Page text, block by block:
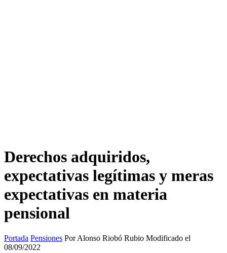
Derechos adquiridos,
expectativas legítimas y meras
expectativas en materia
pensional
Portada Pensiones Por Alonso Riobó Rubio Modificado el
08/09/2022